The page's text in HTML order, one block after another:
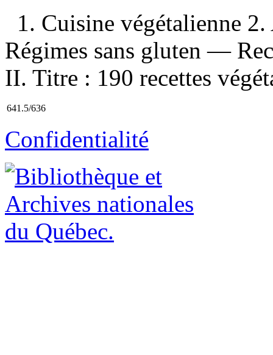
1. Cuisine végétalienne
Régimes sans gluten —
II. Titre : 190 recettes
641.5/636
Confidentialité